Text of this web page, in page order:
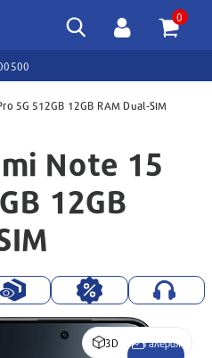
0
5G 512GB 12GB RAM Dual-SIM
Note 15
12GB
3D Галерия